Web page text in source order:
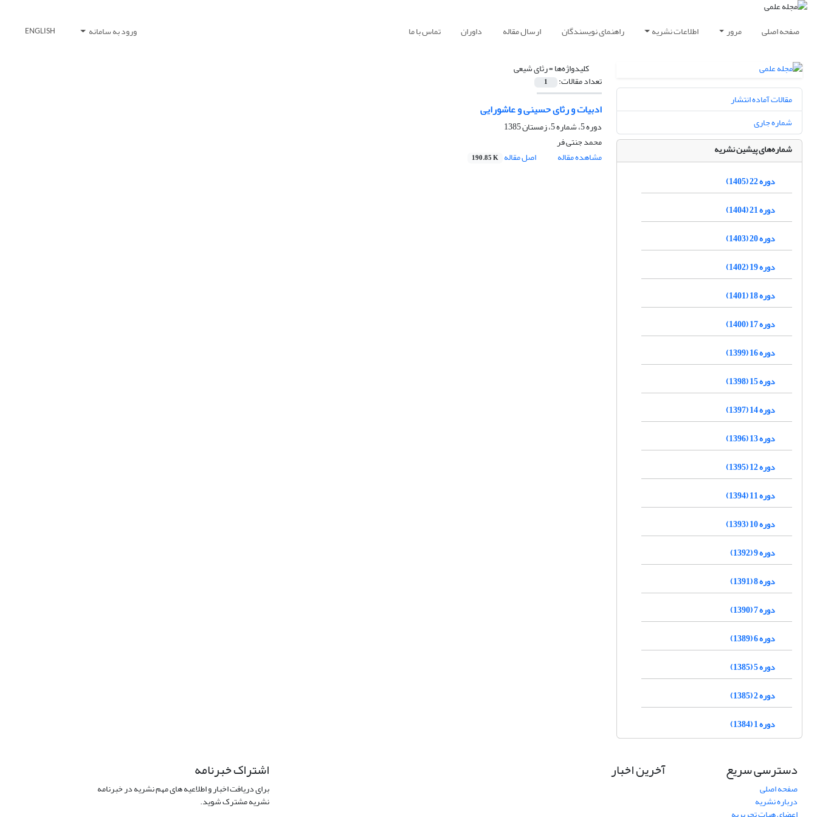
صفحه اصلی مرور اطلاعات نشریه راهنمای نویسندگان ارسال مقاله داوران تماس با ما ورود به سامانه ENGLISH
کلیدواژه‌ها =رثای شیعی
تعداد مقالات: 1
ادبیات و رثای حسینی و عاشورایی
دوره 5، شماره 5، زمستان 1385
محمد جنتی فر
مشاهده مقاله
اصل مقاله 190.85 K
مقالات آماده انتشار
شماره جاری
شماره‌های پیشین نشریه
دوره 22 (1405)
دوره 21 (1404)
دوره 20 (1403)
دوره 19 (1402)
دوره 18 (1401)
دوره 17 (1400)
دوره 16 (1399)
دوره 15 (1398)
دوره 14 (1397)
دوره 13 (1396)
دوره 12 (1395)
دوره 11 (1394)
دوره 10 (1393)
دوره 9 (1392)
دوره 8 (1391)
دوره 7 (1390)
دوره 6 (1389)
دوره 5 (1385)
دوره 2 (1385)
دوره 1 (1384)
دسترسی سریع
صفحه اصلی
درباره نشریه
آخرین اخبار اشتراک خبرنامه
برای دریافت اخبار و اطلاعیه های مهم نشریه در خبرنامه
نشریه مشترک شوید.